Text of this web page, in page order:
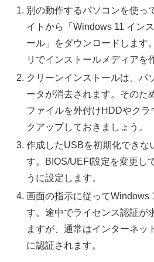
別の動作するパソコンを使っ
イトから「Windows 11 イン
ール」をダウンロードします
リでインストールメディアを
クリーンインストールは、パ
ータが消去されます。そのた
ファイルを外付けHDDやクラ
クアップしておきましょう。
作成したUSBを初期化できな
す。BIOS/UEFI設定を変更し
うに設定します。
画面の指示に従ってWindows
す。途中でライセンス認証が
ますが、通常はインターネッ
に認証されます。